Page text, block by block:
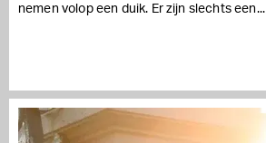
nemen volop een duik. Er zijn slechts een...